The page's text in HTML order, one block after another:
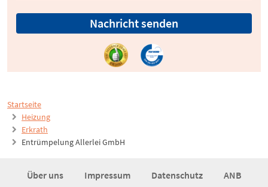
Startseite
Heizung
Erkrath
Entrümpelung Allerlei GmbH
Nachricht senden
Über uns Impressum Datenschutz ANB